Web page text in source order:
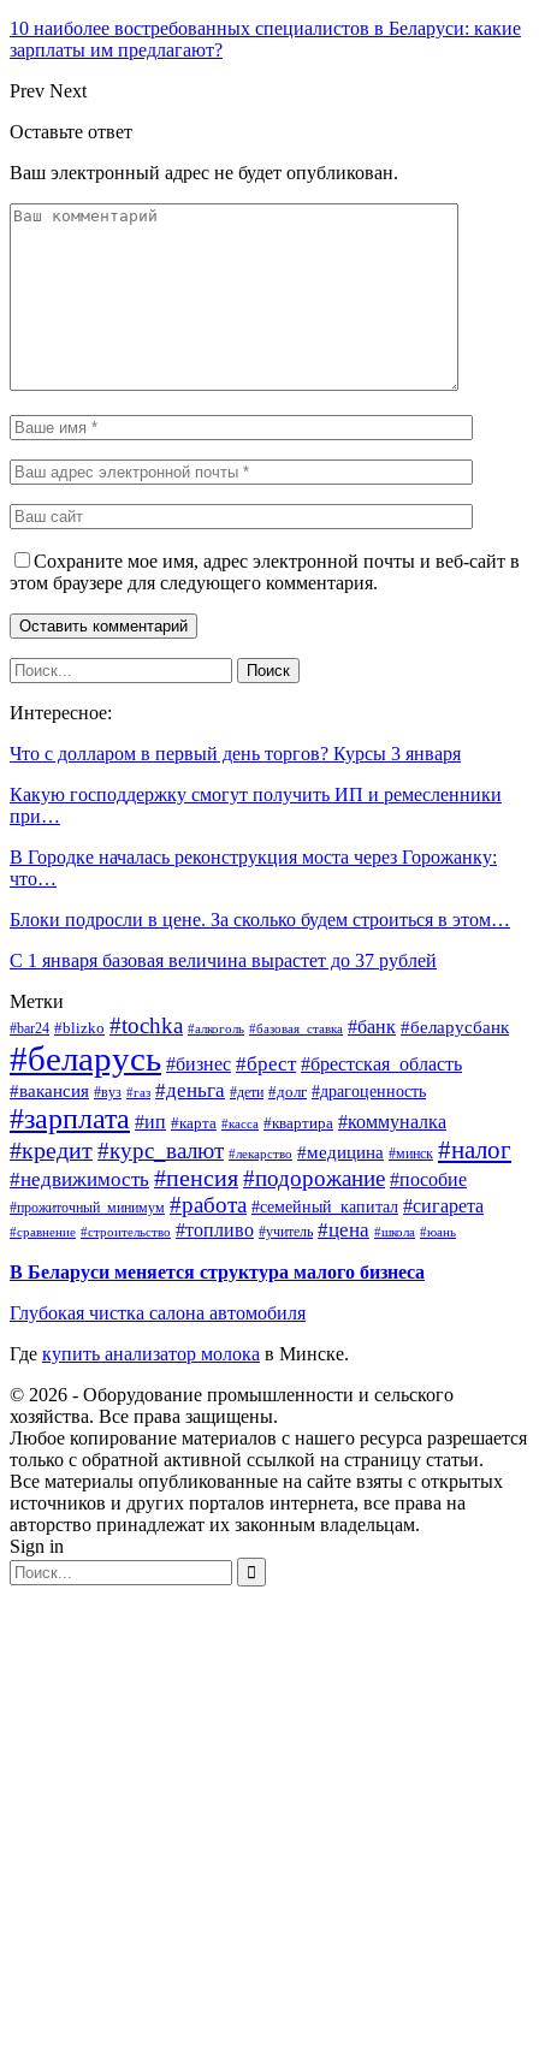
10 наиболее востребованных специалистов в Беларуси: какие
зарплаты им предлагают?
Prev Next
Оставьте ответ
Ваш электронный адрес не будет опубликован.
Сохраните мое имя, адрес электронной почты и веб-сайт в
этом браузере для следующего комментария.
Интересное:
Что с долларом в первый день торгов? Курсы 3 января
Какую господдержку смогут получить ИП и ремесленники
при…
В Городке началась реконструкция моста через Горожанку:
что…
Блоки подросли в цене. За сколько будем строиться в этом…
С 1 января базовая величина вырастет до 37 рублей
Метки
#bar24 #blizko #tochka #алкоголь #базовая_ставка #банк #беларусбанк
#беларусь #бизнес #брест #брестская_область
#вакансия #вуз #газ #деньга #дети #долг #драгоценность
#зарплата #ип #карта #касса #квартира #коммуналка
#кредит#курс_валют #лекарство #медицина #минск #налог
#недвижимость #пенсия#подорожание #пособие
#прожиточный_минимум #работа #семейный_капитал #сигарета
#сравнение #строительство #топливо #учитель #цена #школа #юань
В Беларуси меняется структура малого бизнеса
Глубокая чистка салона автомобиля
Где купить анализатор молока в Минске.
© 2026 - Оборудование промышленности и сельского
хозяйства. Все права защищены.
Любое копирование материалов с нашего ресурса разрешается
только с обратной активной ссылкой на страницу статьи.
Все материалы опубликованные на сайте взяты с открытых
источников и других порталов интернета, все права на
авторство принадлежат их законным владельцам.
Sign in